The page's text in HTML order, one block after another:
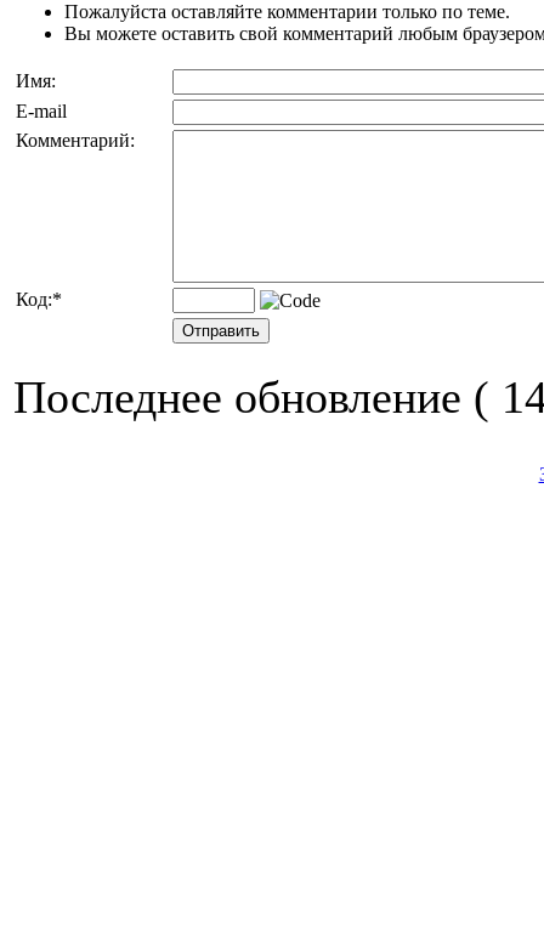
Пожалуйста оставляйте комментарии только по теме.
Вы можете оставить свой комментарий любым
Имя:
E-mail
Комментарий:
Код:*
Последнее обновление (